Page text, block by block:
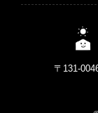
〒131-